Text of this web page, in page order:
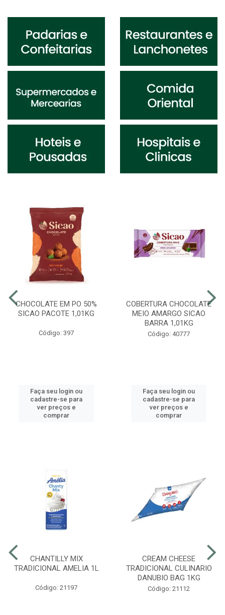
CHOCOLATE EM PO 50%
SICAO PACOTE 1,01KG
Código: 397
Faça seu login ou
cadastre-se para
ver preços e
comprar
COBERTURA CHOCOLATE
MEIO AMARGO SICAO
BARRA 1,01KG
Código: 40777
Faça seu login ou
cadastre-se para
ver preços e
comprar
CHANTILLY MIX
TRADICIONAL AMELIA 1L
Código: 21197
CREAM CHEESE
TRADICIONAL CULINARIO
DANUBIO BAG 1KG
Código: 21112